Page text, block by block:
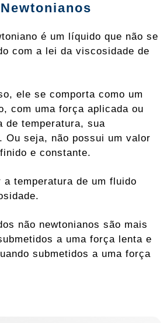
é um líquido que não se
com a lei da viscosidade de
ele se comporta como um
com uma força aplicada ou
de temperatura, sua
Ou seja, não possui um valor
e constante.
temperatura de um fluido
não newtonianos são mais
a uma força lenta e
submetidos a uma força